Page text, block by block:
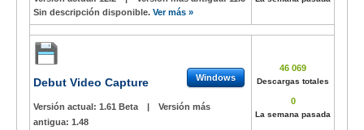
Sin descripción disponible. Ver más »
Debut Video Capture Windows
Versión actual: 1.61 Beta |
Versión más
antigua: 1.48
46 069
Descargas totales
0
La semana pasada